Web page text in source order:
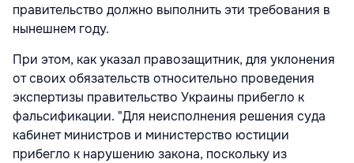
правительство должно выполнить эти требования в
нынешнем году.
При этом, как указал правозащитник, для уклонения
от своих обязательств относительно проведения
экспертизы правительство Украины прибегло к
фальсификации. "Для неисполнения решения суда
кабинет министров и министерство юстиции
прибегло к нарушению закона, поскольку из